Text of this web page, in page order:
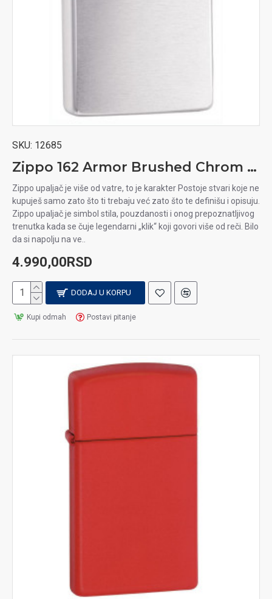
SKU: 12685
Zippo 162 Armor Brushed Chrom upaljač
Zippo upaljač je više od vatre, to je karakter Postoje stvari koje ne
kupuješ samo zato što ti trebaju već zato što te definišu i opisuju.
Zippo upaljač je simbol stila, pouzdanosti i onog prepoznatljivog
trenutka kada se čuje legendarni „klik“ koji govori više od reči. Bilo
da si napolju na ve..
4.990,00RSD
DODAJ U KORPU
Kupi odmah Postavi pitanje